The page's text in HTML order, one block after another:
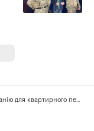
переїзду у Києві